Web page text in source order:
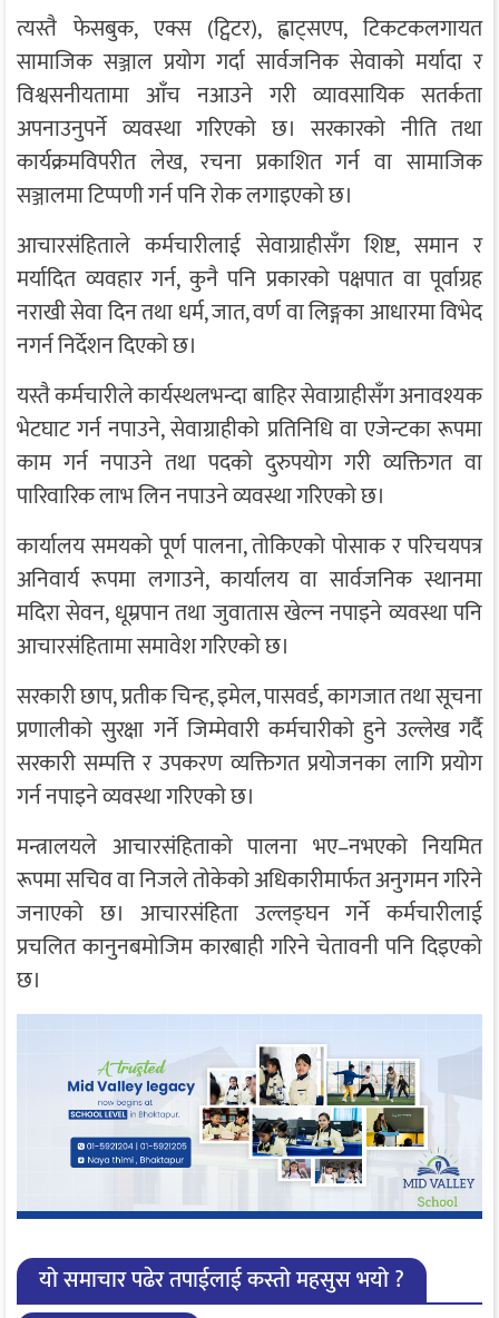
त्यस्तै फेसबुक, एक्स (ट्विटर), ह्वाट्सएप, टिकटकलगायत
सामाजिक सञ्जाल प्रयोग गर्दा सार्वजनिक सेवाको मर्यादा र
विश्वसनीयतामा आँच नआउने गरी व्यावसायिक सतर्कता
अपनाउनुपर्ने व्यवस्था गरिएको छ। सरकारको नीति तथा
कार्यक्रमविपरीत लेख, रचना प्रकाशित गर्न वा सामाजिक
सञ्जालमा टिप्पणी गर्न पनि रोक लगाइएको छ।
आचारसंहिताले कर्मचारीलाई सेवाग्राहीसँग शिष्ट, समान र
मर्यादित व्यवहार गर्न, कुनै पनि प्रकारको पक्षपात वा पूर्वाग्रह
नराखी सेवा दिन तथा धर्म, जात, वर्ण वा लिङ्गका आधारमा विभेद
नगर्न निर्देशन दिएको छ।
यस्तै कर्मचारीले कार्यस्थलभन्दा बाहिर सेवाग्राहीसँग अनावश्यक
भेटघाट गर्न नपाउने, सेवाग्राहीको प्रतिनिधि वा एजेन्टका रूपमा
काम गर्न नपाउने तथा पदको दुरुपयोग गरी व्यक्तिगत वा
पारिवारिक लाभ लिन नपाउने व्यवस्था गरिएको छ।
कार्यालय समयको पूर्ण पालना, तोकिएको पोसाक र परिचयपत्र
अनिवार्य रूपमा लगाउने, कार्यालय वा सार्वजनिक स्थानमा
मदिरा सेवन, धूम्रपान तथा जुवातास खेल्न नपाइने व्यवस्था पनि
आचारसंहितामा समावेश गरिएको छ।
सरकारी छाप, प्रतीक चिन्ह, इमेल, पासवर्ड, कागजात तथा सूचना
प्रणालीको सुरक्षा गर्ने जिम्मेवारी कर्मचारीको हुने उल्लेख गर्दै
सरकारी सम्पत्ति र उपकरण व्यक्तिगत प्रयोजनका लागि प्रयोग
गर्न नपाइने व्यवस्था गरिएको छ।
मन्त्रालयले आचारसंहिताको पालना भए–नभएको नियमित
रूपमा सचिव वा निजले तोकेको अधिकारीमार्फत अनुगमन गरिने
जनाएको छ। आचारसंहिता उल्लङ्घन गर्ने कर्मचारीलाई
प्रचलित कानुनबमोजिम कारबाही गरिने चेतावनी पनि दिइएको
छ।
यो समाचार पढेर तपाईलाई कस्तो महसुस भयो ?